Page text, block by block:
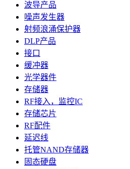
波导产品
噪声发生器
射频浪涌保护器
DLP产品
接口
缓冲器
光学器件
存储器
RF接入，监控IC
存储芯片
RF配件
延迟线
托管NAND存储器
固态硬盘